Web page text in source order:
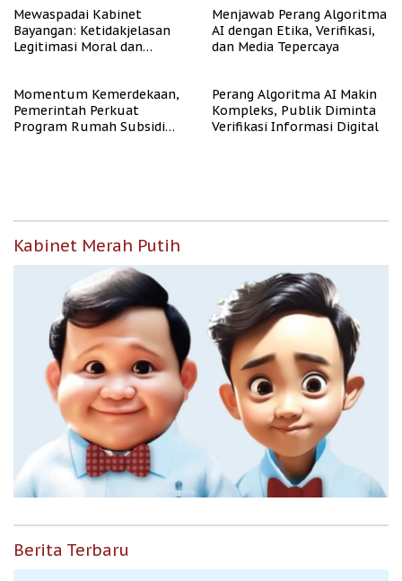
Mewaspadai Kabinet
Bayangan: Ketidakjelasan
Legitimasi Moral dan
Menjawab Perang Algoritma
AI dengan Etika, Verifikasi,
dan Media Tepercaya
Momentum Kemerdekaan,
Pemerintah Perkuat
Program Rumah Subsidi
Perang Algoritma AI Makin
Kompleks, Publik Diminta
Verifikasi Informasi Digital
Kabinet Merah Putih
Berita Terbaru